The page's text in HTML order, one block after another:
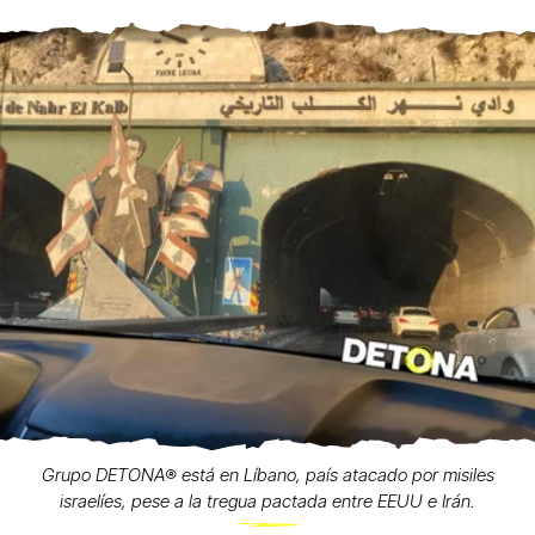
Grupo DETONA®️ está en Líbano, país atacado por misiles
israelíes, pese a la tregua pactada entre EEUU e Irán.